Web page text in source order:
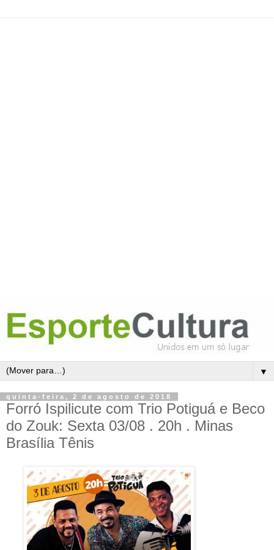
▼
quinta-feira, 2 de agosto de 2018
Forró Ispilicute com Trio Potiguá e Beco
do Zouk: Sexta 03/08 . 20h . Minas
Brasília Tênis